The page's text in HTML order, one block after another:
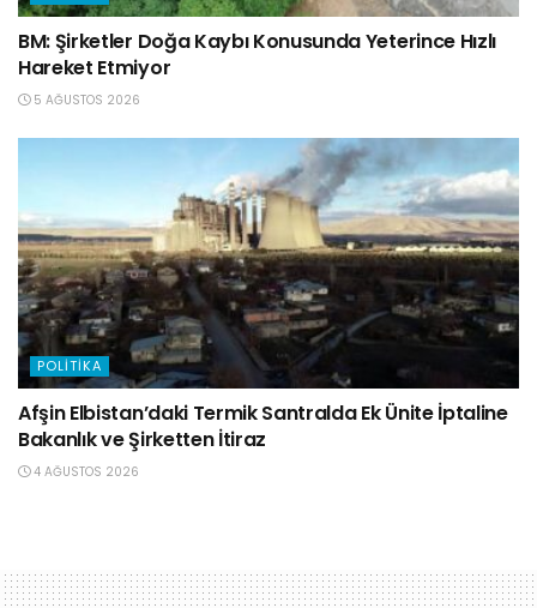
BM: Şirketler Doğa Kaybı Konusunda Yeterince Hızlı
Hareket Etmiyor
5 AĞUSTOS 2026
POLITIKA
Afşin Elbistan’daki Termik Santralda Ek Ünite İptaline
Bakanlık ve Şirketten İtiraz
4 AĞUSTOS 2026